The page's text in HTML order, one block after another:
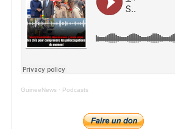
GuineeNews · Podcasts